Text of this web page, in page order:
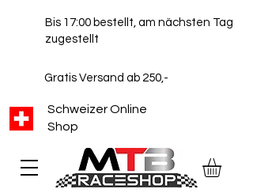
Schweizer Online
Shop
Bis 17:00 bestellt, am nächsten Tag
zugestellt
Gratis Versand ab 250,-